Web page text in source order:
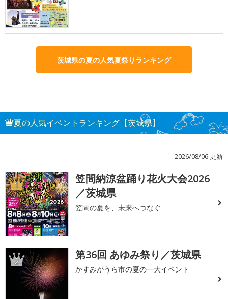
茨城県の夏の人気夏祭りランキング
夏の人気イベントランキング【茨城県】
2026/08/06 更新
1
笠間納涼盆踊り花火大会2026
／茨城県
笠間の夏を、未来へつなぐ
2 第36回 あゆみ祭り／茨城県
かすみがうら市の夏の一大イベント